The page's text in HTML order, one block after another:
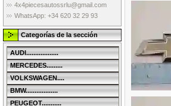
4x4piecesautossrlu@gmail.com
WhatsApp: +34 620 32 29 93
Categorías de la sección
AUDI..................
MERCEDES.........
VOLKSWAGEN....
BMW..................
PEUGEOT...........